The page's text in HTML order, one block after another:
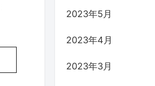
2023年5月
2023年4月
2023年3月